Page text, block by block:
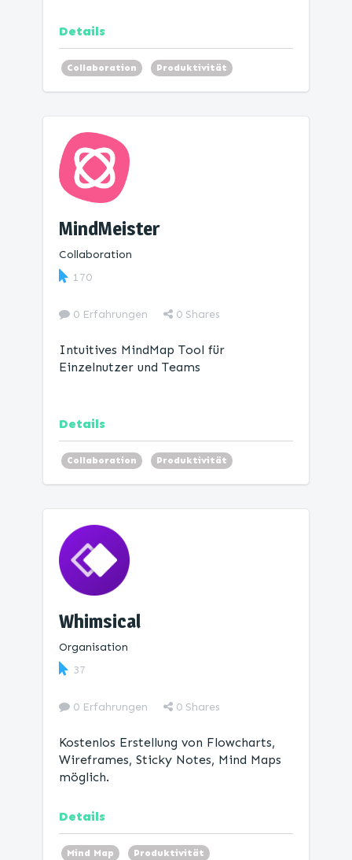
Details
Collaboration Produktivität
Mind Map
MindMeister
Collaboration
170
0 Erfahrungen 0 Shares
Intuitives MindMap Tool für
Einzelnutzer und Teams
Details
Collaboration Produktivität
Mind Map
Whimsical
Organisation
37
0 Erfahrungen 0 Shares
Kostenlos Erstellung von Flowcharts,
Wireframes, Sticky Notes, Mind Maps
möglich.
Details
Mind Map Produktivität